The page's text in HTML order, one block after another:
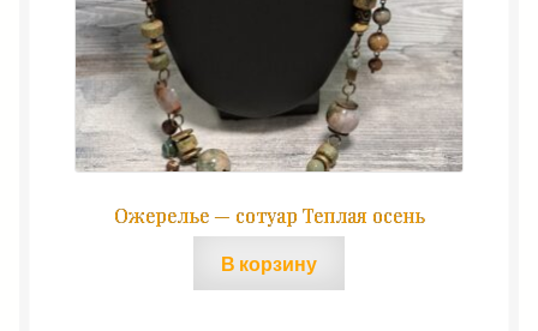
Ожерелье — сотуар Теплая осень
В корзину